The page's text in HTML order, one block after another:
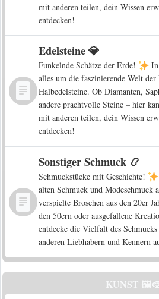
mit anderen teilen, dein Wissen
entdecken!
Edelsteine 💎
Funkelnde Schätze der Erde!
alles um die faszinierende Welt der
Halbedelsteine. Ob Diamanten,
andere prachtvolle Steine – hier
mit anderen teilen, dein Wissen
entdecken!
Sonstiger Schmuck 📿
Schmuckstücke mit Geschichte!
alten Schmuck und Modeschmuck
verspielte Broschen aus den 20er
den 50ern oder ausgefallene
entdecke die Vielfalt des
anderen Liebhabern und Kennern
KUNST